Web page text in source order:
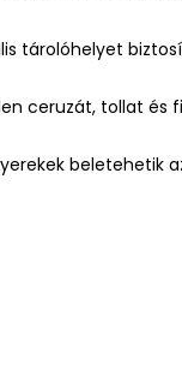
tárolóhelyet
ceruzát, tollat és
beletehetik